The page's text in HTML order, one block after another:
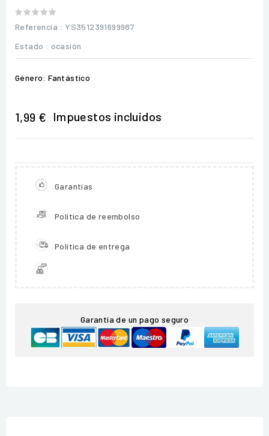
Referencia : YS3512391699987
Estado : ocasión
Género: Fantástico
1,99 € Impuestos incluidos
Garantías
Política de reembolso
Política de entrega
Garantía de un pago seguro